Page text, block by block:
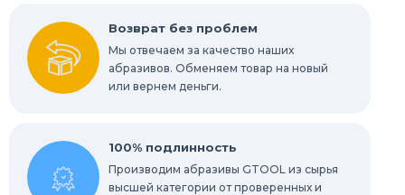
Возврат без проблем
Мы отвечаем за качество наших
абразивов. Обменяем товар на новый
или вернем деньги.
100% подлинность
Производим абразивы GTOOL из сырья
высшей категории от проверенных и